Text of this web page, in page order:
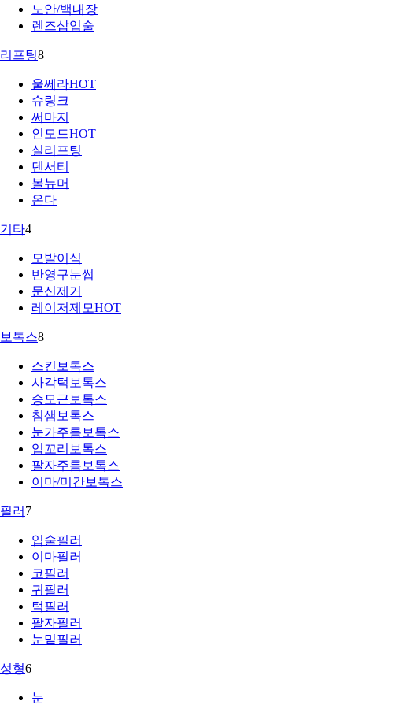
노안/백내장
렌즈삽입술
리프팅8
울쎄라HOT
슈링크
써마지
인모드HOT
실리프팅
덴서티
볼뉴머
온다
기타4
모발이식
반영구눈썹
문신제거
레이저제모HOT
보톡스8
스킨보톡스
사각턱보톡스
승모근보톡스
침샘보톡스
눈가주름보톡스
입꼬리보톡스
팔자주름보톡스
이마/미간보톡스
필러 7
입술필러
이마필러
코필러
귀필러
턱필러
팔자필러
눈밑필러
성형6
눈